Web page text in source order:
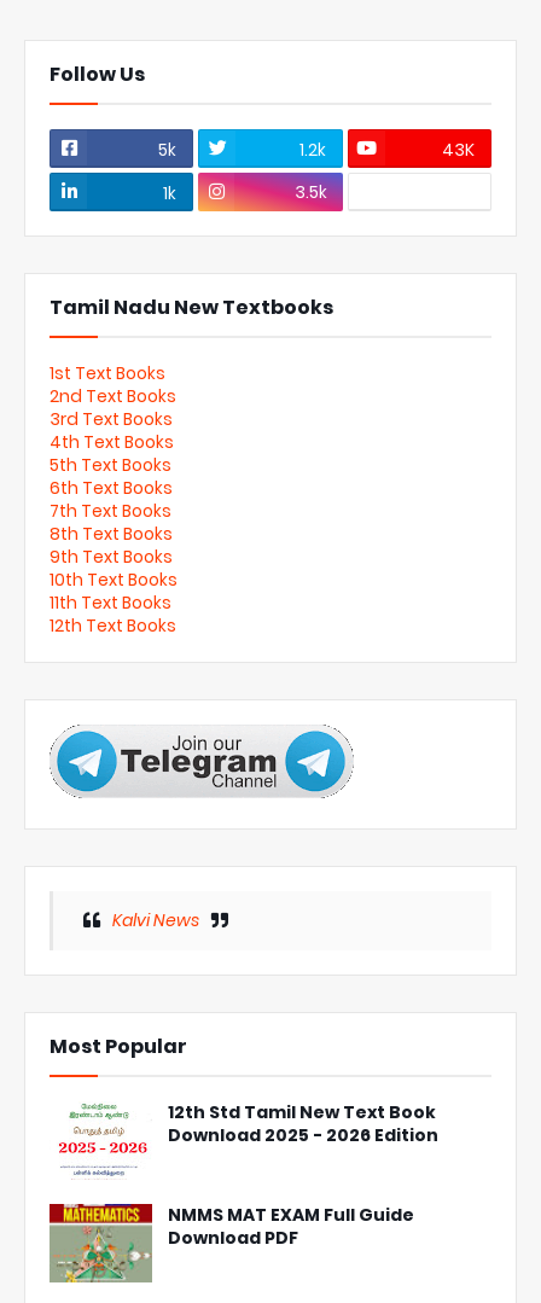
Follow Us
5k 1.2k
43K
1k
3.5k
Tamil Nadu New Textbooks
1st Text Books
2nd Text Books
3rd Text Books
4th Text Books
5th Text Books
6th Text Books
7th Text Books
8th Text Books
9th Text Books
10th Text Books
11th Text Books
12th Text Books
Kalvi News
Most Popular
12th Std Tamil New Text Book
Download 2025 - 2026 Edition
NMMS MAT EXAM Full Guide
Download PDF